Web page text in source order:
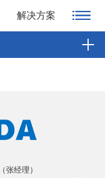
解决方案
（张经理）